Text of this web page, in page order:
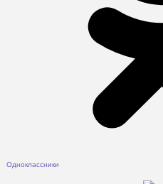
Одноклассники